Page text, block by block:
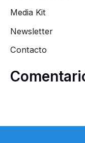
Media Kit
Newsletter
Contacto